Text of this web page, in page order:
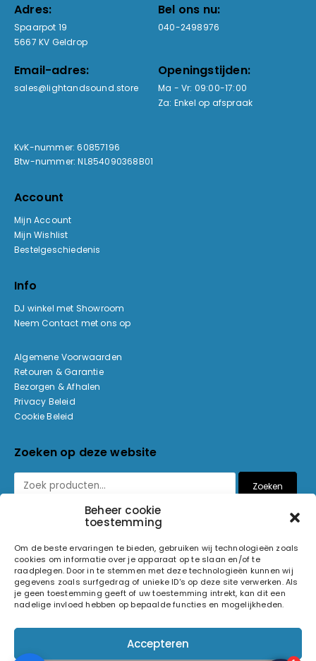
Beheer cookie
toestemming
Om de beste ervaringen te bieden, gebruiken wij technologieën zoals
cookies om informatie over je apparaat op te slaan en/of te
raadplegen. Door in te stemmen met deze technologieën kunnen wij
gegevens zoals surfgedrag of unieke ID's op deze site verwerken. Als
je geen toestemming geeft of uw toestemming intrekt, kan dit een
nadelige invloed hebben op bepaalde functies en mogelijkheden.
Accepteren
Adres:
Spaarpot 19
5667 KV Geldrop
Bel ons nu:
040-2498976
Email-adres:
sales@lightandsound.store
Openingstijden:
Ma - Vr: 09:00-17:00
Za: Enkel op afspraak
KvK-nummer: 60857196
Btw-nummer: NL854090368B01
Account
Mijn Account
Mijn Wishlist
Bestelgeschiedenis
Info
DJ winkel met Showroom
Neem Contact met ons op
Algemene Voorwaarden
Retouren & Garantie
Bezorgen & Afhalen
Privacy Beleid
Cookie Beleid
Zoeken op deze website
Zoeken
© 2026 Light and Sound Factory. Alle rechten voorbehouden.